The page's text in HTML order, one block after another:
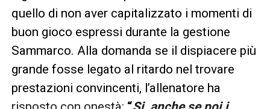
quello di non aver capitalizzato i momenti di
buon gioco espressi durante la gestione
Sammarco. Alla domanda se il dispiacere più
grande fosse legato al ritardo nel trovare
prestazioni convincenti, l’allenatore ha